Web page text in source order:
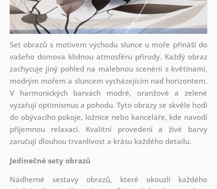
Set obrazů s motivem východu slunce u moře přináší do
vašeho domova klidnou atmosféru přírody. Každý obraz
zachycuje jiný pohled na malebnou scenérii s květinami,
modrým mořem a sluncem vycházejícím nad horizontem.
V harmonických barvách modré, oranžové a zelené
vyzařují optimismus a pohodu. Tyto obrazy se skvěle hodí
do obývacího pokoje, ložnice nebo kanceláře, kde navodí
příjemnou relaxaci. Kvalitní provedení a živé barvy
zaručují dlouhou trvanlivost a krásu každého detailu.
Jedinečné sety obrazů
Nádherné sestavy obrazů, které okouzlí každého